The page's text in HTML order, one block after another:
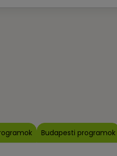
Budapesti programok